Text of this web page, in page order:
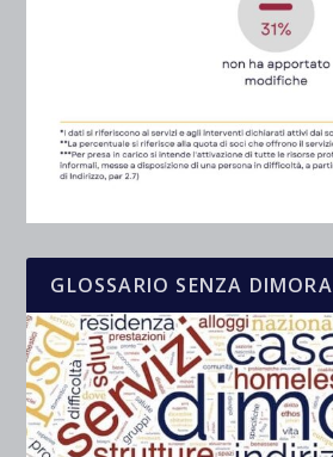
GLOSSARIO SENZA DIMORA